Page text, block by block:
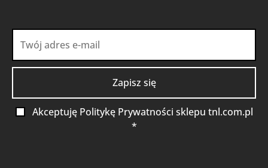
Akceptuję Politykę Prywatności sklepu tnl.com.pl
*